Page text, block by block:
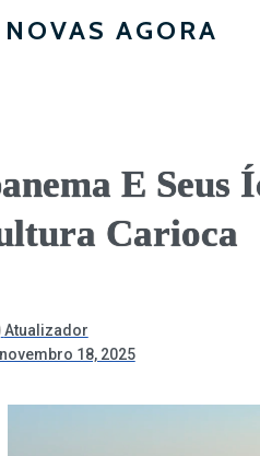
AGORA
E Seus
Carioca
Atualizador
novembro 18, 2025